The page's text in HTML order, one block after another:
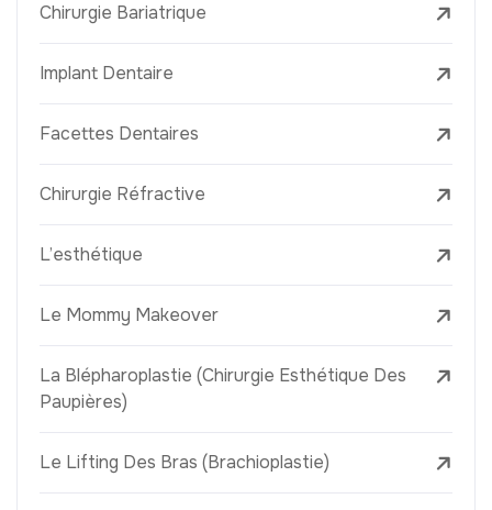
Chirurgie Bariatrique
Implant Dentaire
Facettes Dentaires
Chirurgie Réfractive
L’esthétique
Le Mommy Makeover
La Blépharoplastie (Chirurgie Esthétique Des
Paupières)
Le Lifting Des Bras (Brachioplastie)